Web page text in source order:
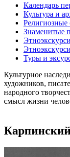
Календарь
Культура и
Религиозные
Знаменитые
Туры и
Культурное
художников,
народного
смысл жизни